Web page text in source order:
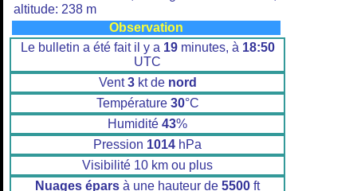
altitude: 238 m
Observation
Le bulletin a été fait il y a 19minutes, à 18:50
UTC
Vent3kt de nord
Température 30°C
Humidité 43%
Pression 1014 hPa
Visibilité 10 km ou plus
Nuages épars à une hauteur de 5500 ft